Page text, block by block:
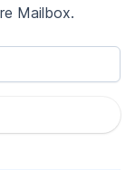
Mailbox.